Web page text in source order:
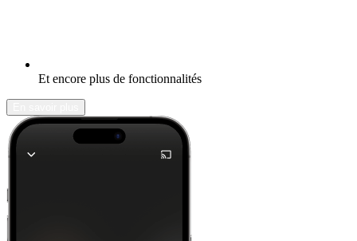
Et encore plus de fonctionnalités